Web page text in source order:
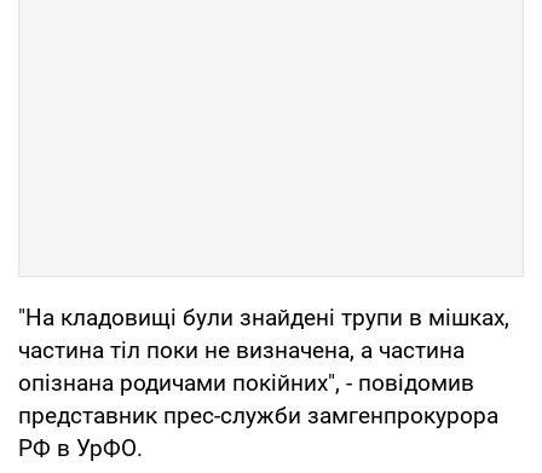
"На кладовищі були знайдені трупи в мішках,
частина тіл поки не визначена, а частина
опізнана родичами покійних", - повідомив
представник прес-служби замгенпрокурора
РФ в УрФО.